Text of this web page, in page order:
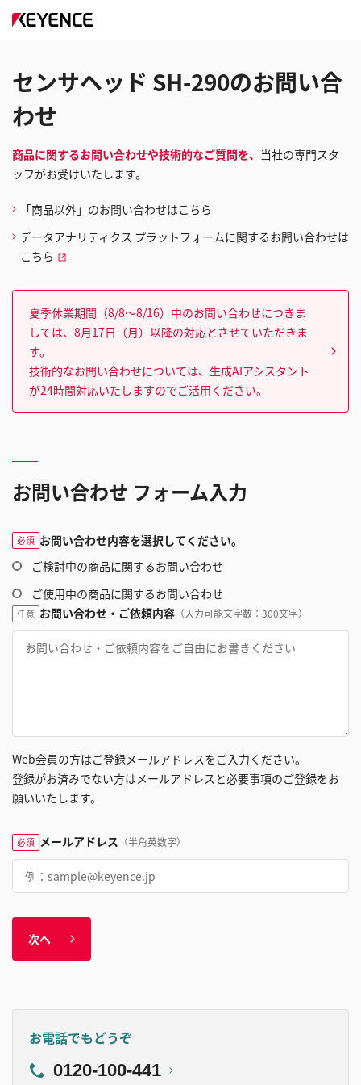
センサヘッド SH-290のお問い合
わせ
商品に関するお問い合わせや技術的なご質問を、 当社の専門スタ
ッフがお受けいたします。
「商品以外」のお問い合わせはこちら
データアナリティクス プラットフォームに関するお問い合わせは
こちら
夏季休業期間（8/8～8/16）中のお問い合わせにつきま
しては、8月17日（月）以降の対応とさせていただきま
す。
技術的なお問い合わせについては、生成AIアシスタント
が24時間対応いたしますのでご活用ください。
お問い合わせ フォーム入力
必須 お問い合わせ内容を選択してください。
ご検討中の商品に関するお問い合わせ
ご使用中の商品に関するお問い合わせ
任意 お問い合わせ・ご依頼内容 （入力可能文字数：300文字）
Web会員の方はご登録メールアドレスをご入力ください。
登録がお済みでない方はメールアドレスと必要事項のご登録をお
願いいたします。
必須 メールアドレス （半角英数字）
次へ
お電話でもどうぞ
0120-100-441